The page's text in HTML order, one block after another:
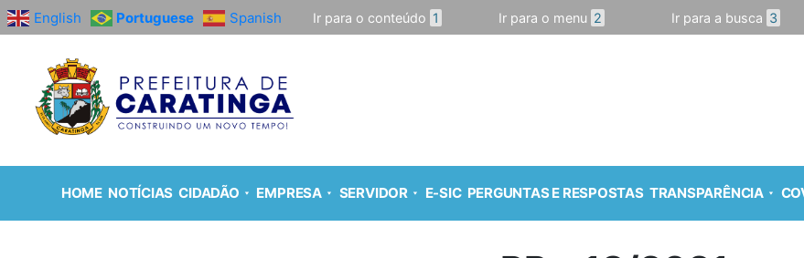
English Portuguese Spanish Ir para o conteúdo 1 Ir para o menu 2 Ir para a busca 3
HOME NOTÍCIAS CIDADÃO EMPRESA SERVIDOR E-SIC PERGUNTAS E RESPOSTAS TRANSPARÊNCIA